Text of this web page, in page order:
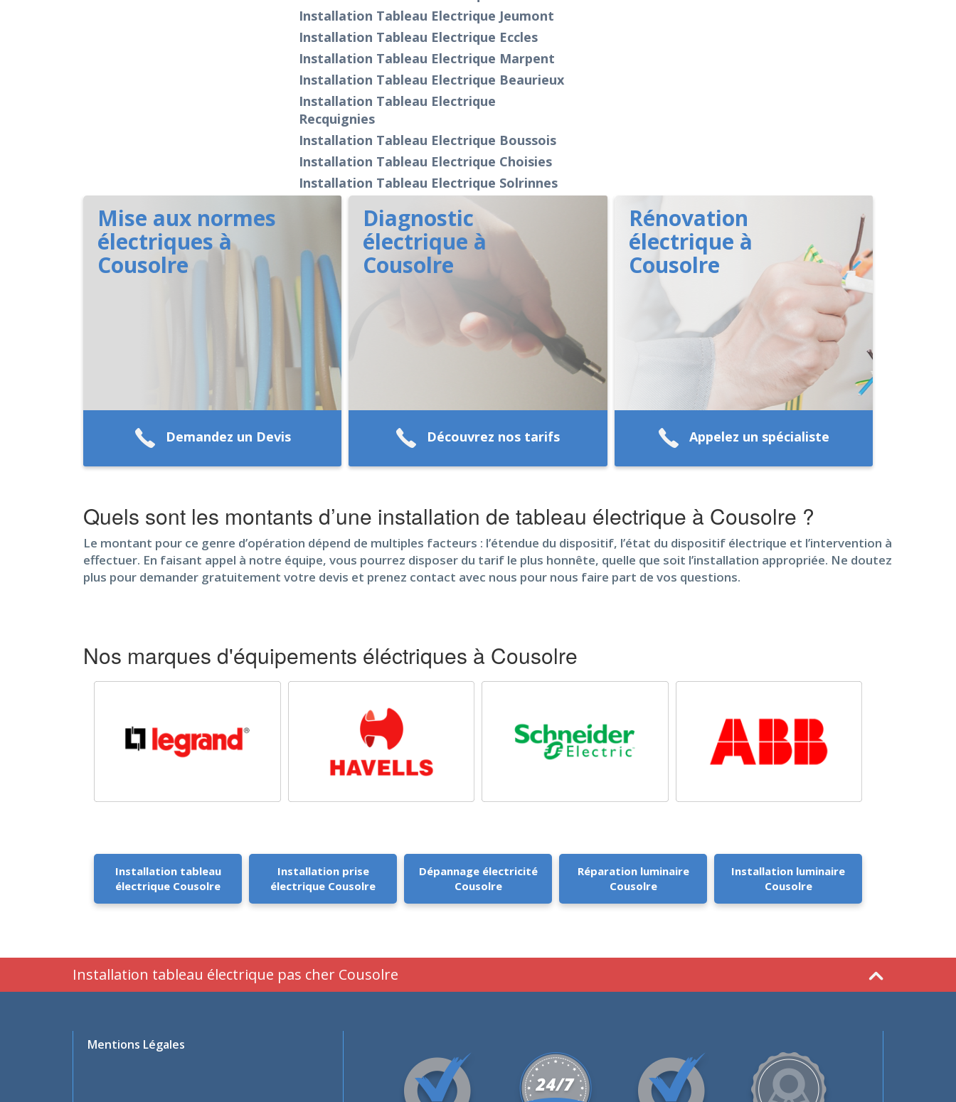
Installation Tableau Electrique Jeumont
Installation Tableau Electrique Eccles
Installation Tableau Electrique Marpent
Installation Tableau Electrique Beaurieux
Installation Tableau Electrique
Recquignies
Installation Tableau Electrique Boussois
Installation Tableau Electrique Choisies
Installation Tableau Electrique Solrinnes
Mise aux normes
électriques à
Cousolre
Demandez un Devis
Diagnostic
électrique à
Cousolre
Découvrez nos tarifs
Rénovation
électrique à
Cousolre
Appelez un spécialiste
Quels sont les montants d’une installation de tableau électrique à Cousolre ?
Le montant pour ce genre d’opération dépend de multiples facteurs : l’étendue du dispositif, l’état du dispositif électrique et l’intervention à
effectuer. En faisant appel à notre équipe, vous pourrez disposer du tarif le plus honnête, quelle que soit l’installation appropriée. Ne doutez
plus pour demander gratuitement votre devis et prenez contact avec nous pour nous faire part de vos questions.
Nos marques d'équipements éléctriques à Cousolre
Installation tableau
électrique Cousolre
Installation prise
électrique Cousolre
Dépannage électricité
Cousolre
Réparation luminaire
Cousolre
Installation luminaire
Cousolre
Installation tableau électrique pas cher Cousolre
Mentions Légales